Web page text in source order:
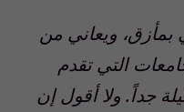
بمأزق، ويعاني من
التي تقدم
جداً. ولا أقول إن